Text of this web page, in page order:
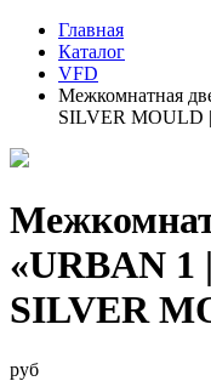
Главная
Каталог
VFD
Межкомнатная
SILVER MOULD
«URBAN 1
SILVER
руб